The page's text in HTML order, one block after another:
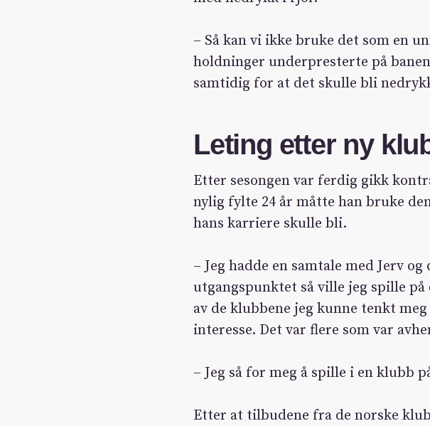
– Så kan vi ikke bruke det som en
holdninger underpresterte på
samtidig for at det skulle bli
Leting etter ny
Etter sesongen var ferdig gikk
nylig fylte 24 år måtte han bruke
hans karriere skulle bli.
– Jeg hadde en samtale med Jerv
utgangspunktet så ville jeg spille
av de klubbene jeg kunne tenkt
interesse. Det var flere som var
– Jeg så for meg å spille i en klubb
Etter at tilbudene fra de norske